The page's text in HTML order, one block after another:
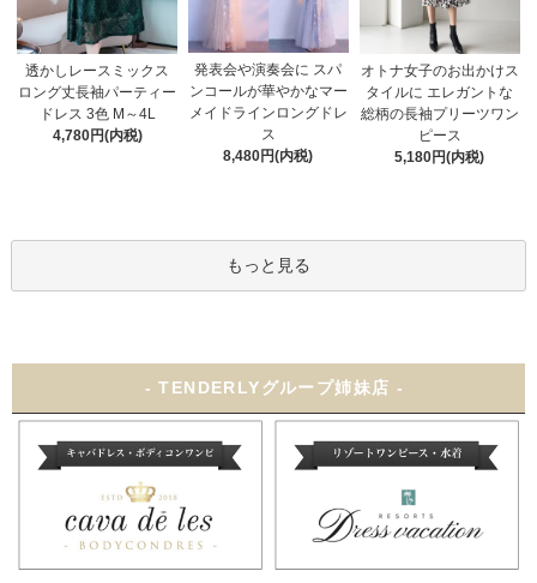
透かしレースミックス
ロング丈長袖パーティー
ドレス 3色 M～4L
4,780円(内税)
発表会や演奏会に スパ
ンコールが華やかなマー
メイドラインロングドレ
ス
8,480円(内税)
オトナ女子のお出かけス
タイルに エレガントな
総柄の長袖プリーツワン
ピース
5,180円(内税)
もっと見る
- TENDERLYグループ姉妹店 -